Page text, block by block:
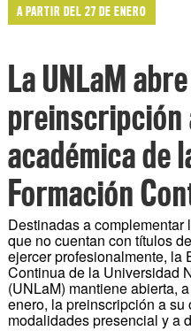
A PARTIR DEL 27 DE ENERO
La UNLaM
preinscripción
académica de
Formación
Destinadas a
que no cuentan con títulos
ejercer profesionalmente, la
Continua de la Universidad
(UNLaM) mantiene abierta,
enero, la preinscripción a
modalidades presencial y a